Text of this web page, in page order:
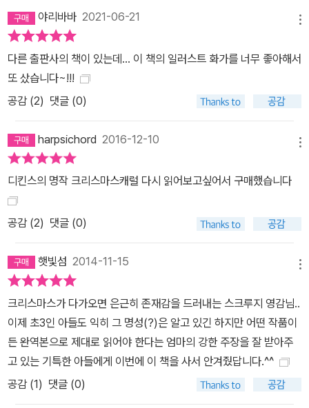
야리바바 2021-06-21
다른 출판사의 책이 있는데... 이 책의 일러스트 화가를 너무 좋아해서
또 샀습니다~!!!
공감 (2) 댓글 (0)
harpsichord 2016-12-10
디킨스의 명작 크리스마스캐럴 다시 읽어보고싶어서 구매했습니다
공감 (2) 댓글 (0)
햇빛섬 2014-11-15
크리스마스가 다가오면 은근히 존재감을 드러내는 스크루지 영감님..
이제 초3인 아들도 익히 그 명성(?)은 알고 있긴 하지만 어떤 작품이
든 완역본으로 제대로 읽어야 한다는 엄마의 강한 주장을 잘 받아주
고 있는 기특한 아들에게 이번에 이 책을 사서 안겨줬답니다.^^
공감 (1) 댓글 (0)